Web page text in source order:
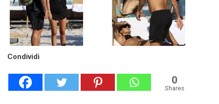
Condividi
0
Shares